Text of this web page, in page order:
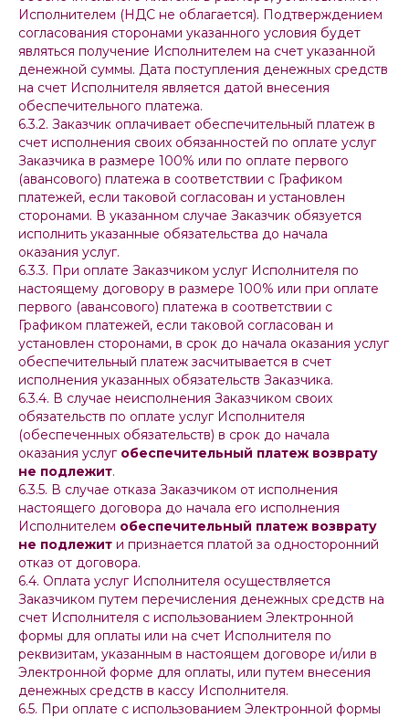
Исполнителем (НДС не облагается). Подтверждением
согласования сторонами указанного условия будет
являться получение Исполнителем на счет указанной
денежной суммы. Дата поступления денежных средств
на счет Исполнителя является датой внесения
обеспечительного платежа.
6.3.2. Заказчик оплачивает обеспечительный платеж в
счет исполнения своих обязанностей по оплате услуг
Заказчика в размере 100% или по оплате первого
(авансового) платежа в соответствии с Графиком
платежей, если таковой согласован и установлен
сторонами. В указанном случае Заказчик обязуется
исполнить указанные обязательства до начала
оказания услуг.
6.3.3. При оплате Заказчиком услуг Исполнителя по
настоящему договору в размере 100% или при оплате
первого (авансового) платежа в соответствии с
Графиком платежей, если таковой согласован и
установлен сторонами, в срок до начала оказания услуг
обеспечительный платеж засчитывается в счет
исполнения указанных обязательств Заказчика.
6.3.4. В случае неисполнения Заказчиком своих
обязательств по оплате услуг Исполнителя
(обеспеченных обязательств) в срок до начала
оказания услуг обеспечительный платеж возврату
не подлежит.
6.3.5. В случае отказа Заказчиком от исполнения
настоящего договора до начала его исполнения
Исполнителем обеспечительный платеж возврату
не подлежит и признается платой за односторонний
отказ от договора.
6.4. Оплата услуг Исполнителя осуществляется
Заказчиком путем перечисления денежных средств на
счет Исполнителя с использованием Электронной
формы для оплаты или на счет Исполнителя по
реквизитам, указанным в настоящем договоре и/или в
Электронной форме для оплаты, или путем внесения
денежных средств в кассу Исполнителя.
6.5. При оплате с использованием Электронной формы